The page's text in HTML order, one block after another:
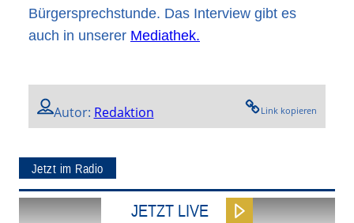
Bürgersprechstunde. Das Interview gibt es
auch in unserer Mediathek.
Autor: Redaktion Link kopieren
Jetzt im Radio
JETZT LIVE